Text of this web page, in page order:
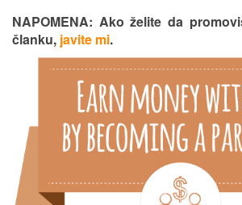
NAPOMENA: Ako želite da
članku, javite mi.